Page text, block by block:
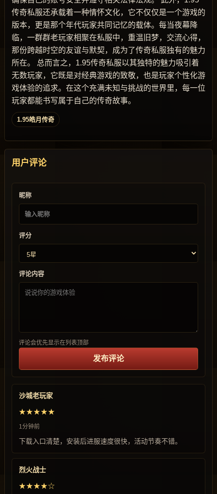
传奇私服还承载着一种情怀文化，它不仅仅是一个游戏的
版本，更是那个年代玩家共同记忆的载体。每当夜幕降
临，一群群老玩家相聚在私服中，重温旧梦，交流心得，
那份跨越时空的友谊与默契，成为了传奇私服独有的魅力
所在。 总而言之，1.95传奇私服以其独特的魅力吸引着
无数玩家，它既是对经典游戏的致敬，也是玩家个性化游
戏体验的追求。在这个充满未知与挑战的世界里，每一位
玩家都能书写属于自己的传奇故事。
1.95皓月传奇
用户评论
昵称
评分
评论内容
评论会优先显示在列表顶部
发布评论
沙城老玩家
★★★★★
1分钟前
下载入口清楚，安装后进服速度很快，活动节奏不错。
烈火战士
★★★★☆